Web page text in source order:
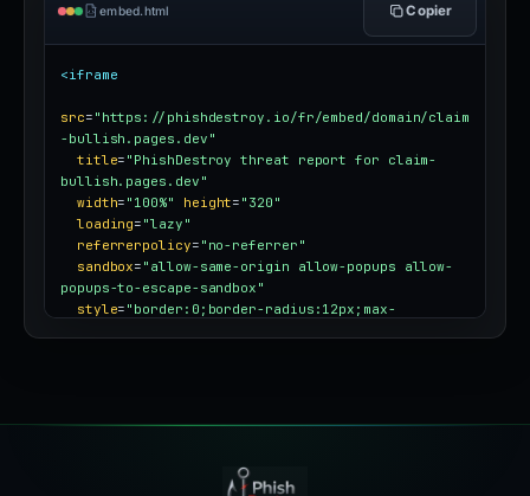
embed.html Copier
<iframe
src= "https://phishdestroy.io/fr/embed/domain/claim
-bullish.pages.dev"
title= "PhishDestroy threat report for claim-
bullish.pages.dev"
width= "100%" height= "320"
loading= "lazy"
referrerpolicy= "no-referrer"
sandbox= "allow-same-origin allow-popups allow-
popups-to-escape-sandbox"
style= "border:0;border-radius:12px;max-